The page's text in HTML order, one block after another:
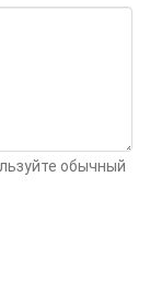
обычный